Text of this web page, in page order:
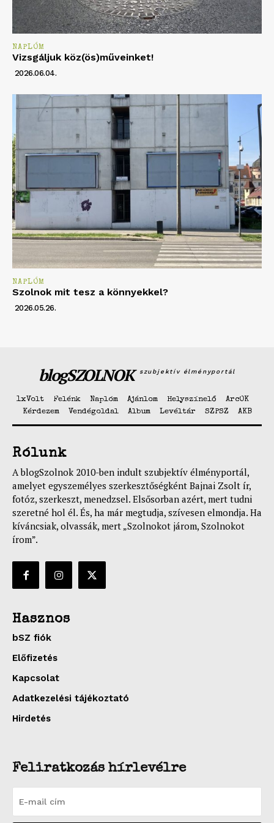
NAPLÓM
Vizsgáljuk köz(ös)műveinket!
2026.06.04.
NAPLÓM
Szolnok mit tesz a könnyekkel?
2026.05.26.
blogSZOLNOK szubjektív élményportál
1xVolt Felénk Naplóm Ajánlom Helyszínelő
ArcOK
Kérdezem
Vendégoldal Album Levéltár SZPSZ AKB
Rólunk
A blogSzolnok 2010-ben indult szubjektív élményportál,
amelyet egyszemélyes szerkesztőségként Bajnai Zsolt ír,
fotóz, szerkeszt, menedzsel. Elsősorban azért, mert tudni
szeretné hol él. És, ha már megtudja, szívesen elmondja. Ha
kíváncsiak, olvassák, mert „Szolnokot járom, Szolnokot
írom”.
Hasznos
bSZ fiók
Előfizetés
Kapcsolat
Adatkezelési tájékoztató
Hirdetés
Feliratkozás hírlevélre